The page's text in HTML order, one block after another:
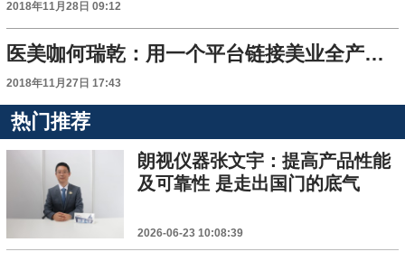
2018年11月28日 09:12
医美咖何瑞乾：用一个平台链接美业全产业链资源
2018年11月27日 17:43
热门推荐
朗视仪器张文宇：提高产品性能
及可靠性 是走出国门的底气
2026-06-23 10:08:39